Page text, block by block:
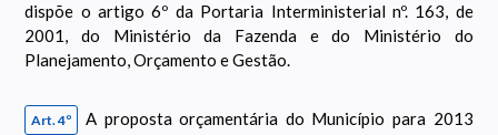
dispõe o artigo 6º da Portaria Interministerial nº. 163, de
2001, do Ministério da Fazenda e do Ministério do
Planejamento, Orçamento e Gestão.
Art. 4º
A proposta orçamentária do Município para 2013